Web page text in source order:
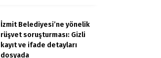
İzmit Belediyesi’ne yönelik
rüşvet soruşturması: Gizli
kayıt ve ifade detayları
dosyada